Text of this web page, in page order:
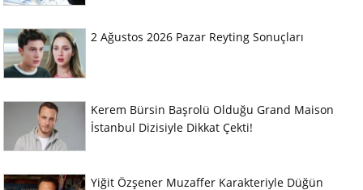
2 Ağustos 2026 Pazar Reyting Sonuçları
Kerem Bürsin Başrolü Olduğu Grand Maison
İstanbul Dizisiyle Dikkat Çekti!
Yiğit Özşener Muzaffer Karakteriyle Düğün